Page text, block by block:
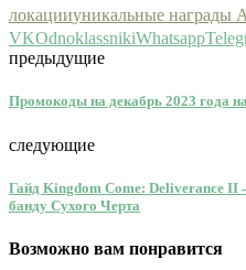
локацииуникальные награды
VKOdnoklassnikiWhatsapp
предыдущие
Промокоды на декабрь 2023 года
следующие
Гайд Kingdom Come: Deliverance II
банду Сухого Черта
Возможно вам понравится